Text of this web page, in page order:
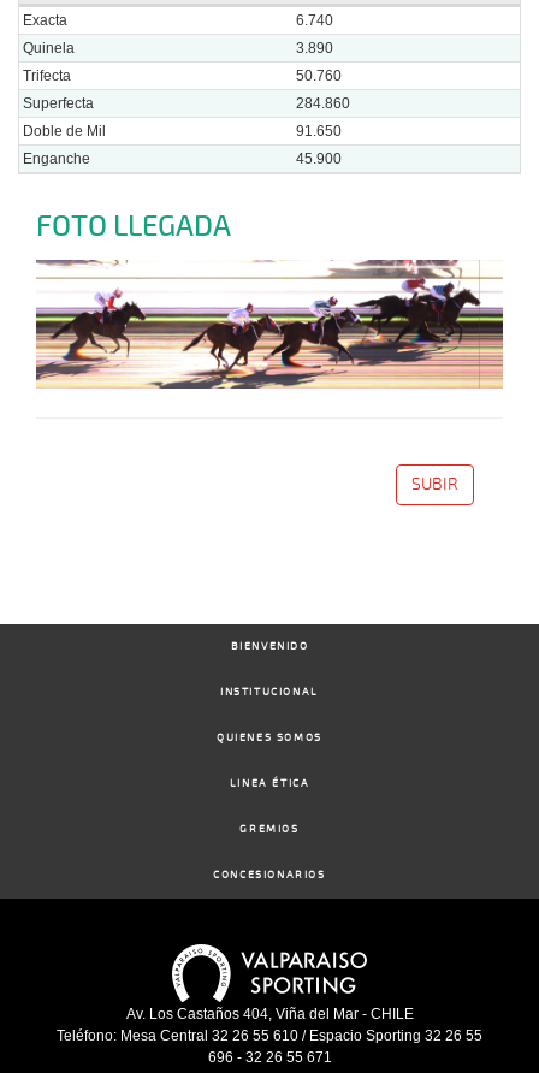
Exacta
6.740
Quinela
3.890
Trifecta
50.760
Superfecta
284.860
Doble de Mil
91.650
Enganche
45.900
FOTO LLEGADA
SUBIR
BIENVENIDO
INSTITUCIONAL
QUIENES SOMOS
LINEA ÉTICA
GREMIOS
CONCESIONARIOS
Av. Los Castaños 404, Viña del Mar - CHILE
Teléfono: Mesa Central 32 26 55 610 / Espacio Sporting 32 26 55
696 - 32 26 55 671